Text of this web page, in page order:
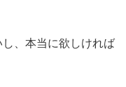
、本当に欲しければ